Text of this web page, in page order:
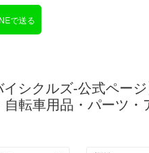
で送る
シクルズ‐公式ペー
転車用品・パーツ